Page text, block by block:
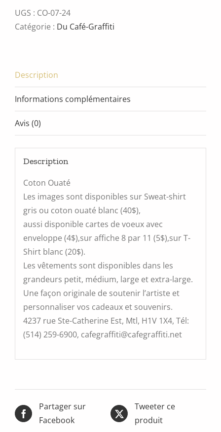
07
UGS : CO-07-24
Catégorie : Du Café-Graffiti
Description
Informations complémentaires
Avis (0)
Description
Coton Ouaté
Les images sont disponibles sur Sweat-shirt
gris ou coton ouaté blanc (40$),
aussi disponible cartes de voeux avec
enveloppe (4$),sur affiche 8 par 11 (5$),sur T-
Shirt blanc (20$).
Les vêtements sont disponibles dans les
grandeurs petit, médium, large et extra-large.
Une façon originale de soutenir l’artiste et
personnaliser vos cadeaux et souvenirs.
4237 rue Ste-Catherine Est, Mtl, H1V 1X4, Tél:
(514) 259-6900, cafegraffiti@cafegraffiti.net
Partager sur
Facebook
Tweeter ce
produit